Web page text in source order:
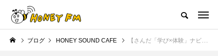
ハニーエフエム｜地域・人にフォーカスし発信するウェブラジオ局
HOME ハニーFMの紹介 後援申請 フリーペーパー プレイ
ブログ HONEY SOUND CAFE 【さんだ「学び×体験」ナビ】5月17日（水）15時台 皿池湿原のイベント＆有馬富士自然学習センター情報